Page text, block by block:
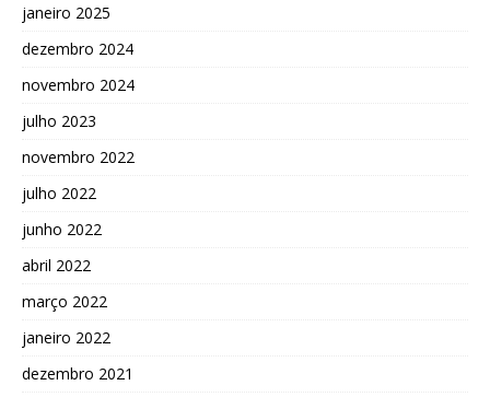
janeiro 2025
dezembro 2024
novembro 2024
julho 2023
novembro 2022
julho 2022
junho 2022
abril 2022
março 2022
janeiro 2022
dezembro 2021